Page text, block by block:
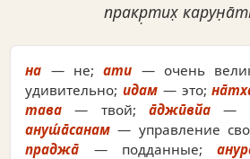
пракр̣тих̣
на — не;ати — очень
удивительно;идам — это;
тава — твой; а̄джӣвйа —
ануш́а̄санам — управление
праджа̄ — подданные;